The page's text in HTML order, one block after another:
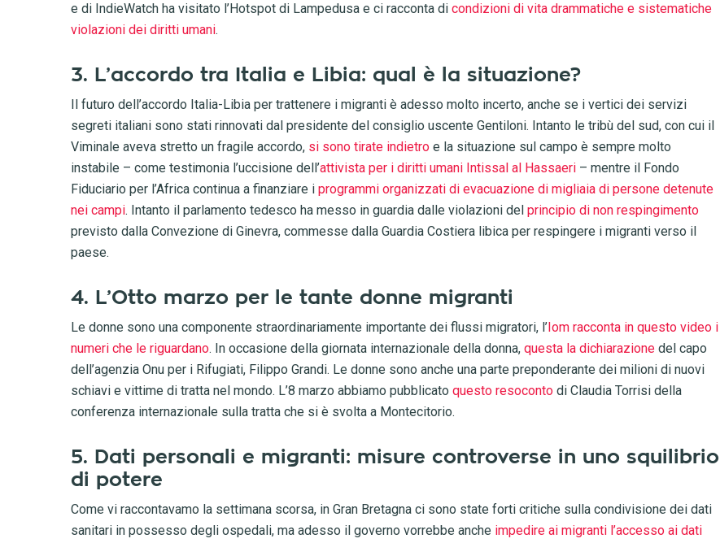
e di IndieWatch ha visitato l’Hotspot di Lampedusa e ci racconta di condizioni di vita drammatiche e sistematiche
violazioni dei diritti umani.
3. L’accordo tra Italia e Libia: qual è la situazione?
Il futuro dell’accordo Italia-Libia per trattenere i migranti è adesso molto incerto, anche se i vertici dei servizi
segreti italiani sono stati rinnovati dal presidente del consiglio uscente Gentiloni. Intanto le tribù del sud, con cui il
Viminale aveva stretto un fragile accordo, si sono tirate indietro e la situazione sul campo è sempre molto
instabile – come testimonia l’uccisione dell’attivista per i diritti umani Intissal al Hassaeri – mentre il Fondo
Fiduciario per l’Africa continua a finanziare i programmi organizzati di evacuazione di migliaia di persone detenute
nei campi. Intanto il parlamento tedesco ha messo in guardia dalle violazioni del principio di non respingimento
previsto dalla Convezione di Ginevra, commesse dalla Guardia Costiera libica per respingere i migranti verso il
paese.
4. L’Otto marzo per le tante donne migranti
Le donne sono una componente straordinariamente importante dei flussi migratori, l’Iom racconta in questo video i
numeri che le riguardano. In occasione della giornata internazionale della donna, questa la dichiarazione del capo
dell’agenzia Onu per i Rifugiati, Filippo Grandi. Le donne sono anche una parte preponderante dei milioni di nuovi
schiavi e vittime di tratta nel mondo. L’8 marzo abbiamo pubblicato questo resoconto di Claudia Torrisi della
conferenza internazionale sulla tratta che si è svolta a Montecitorio.
5. Dati personali e migranti: misure controverse in uno squilibrio
di potere
Come vi raccontavamo la settimana scorsa, in Gran Bretagna ci sono state forti critiche sulla condivisione dei dati
sanitari in possesso degli ospedali, ma adesso il governo vorrebbe anche impedire ai migranti l’accesso ai dati